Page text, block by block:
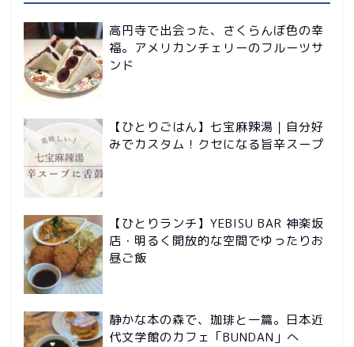
高円寺で出会った、さくらんぼ色の幸
福。アメリカンチェリーのフルーツサ
ンド
【ひとりごはん】七宝麻辣湯｜自分好
みでカスタム！クセになる旨辛スープ
【ひとりランチ】YEBISU BAR 神楽坂
店・明るく開放的な空間でゆったりお
昼ご飯
静かな本の森で、珈琲と一篇。日本近
代文学館のカフェ「BUNDAN」へ